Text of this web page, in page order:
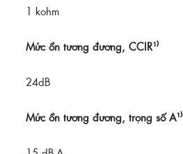
1 kohm
Mức ồn tương đương, CCIR¹⁾
24dB
Mức ồn tương đương, trọng số A¹⁾